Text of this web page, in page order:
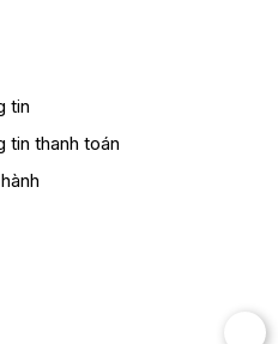
tin
tin thanh toán